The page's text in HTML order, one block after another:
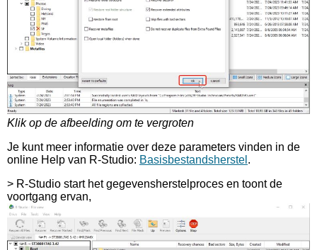
Klik op de afbeelding om te vergroten
Je kunt meer informatie over deze parameters vinden in de
online Help van R-Studio: Basisbestandsherstel .
> R-Studio start het gegevensherstelproces en toont de
voortgang ervan,